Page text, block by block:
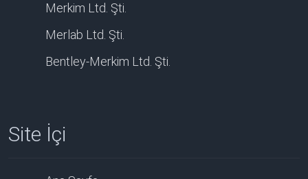
Merkim Ltd. Şti.
Merlab Ltd. Şti.
Bentley-Merkim Ltd. Şti.
Site İçi